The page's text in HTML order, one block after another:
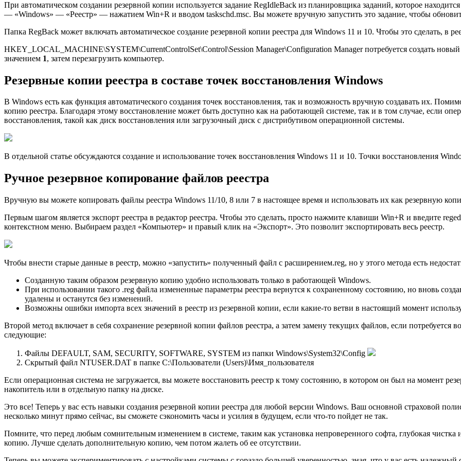
При автоматическом создании резервной копии используется задание RegIdleBack из планировщика заданий, которое
— «Windows» — «Реестр» — нажатием Win+R и вводом taskschd.msc. Вы можете вручную запустить это задание, чтобы
Папка RegBack может включать автоматическое создание резервной копии реестра для Windows 11 и 10. Чтобы это сделать, в
HKEY_LOCAL_MACHINE\SYSTEM\CurrentControlSet\Control\Session Manager\Configuration Manager потребуется создать
значением 1, затем перезагрузить компьютер.
Резервные копии реестра в составе точек восстановления Windows
В Windows есть как функция автоматического создания точек восстановления, так и возможность вручную создавать их.
копию реестра. Благодаря этому восстановление может быть доступно как на работающей системе, так и в том случае, если
восстановления, такой как диск восстановления или загрузочный диск с дистрибутивом операционной системы.
В отдельной статье обсуждаются создание и использование точек восстановления Windows 11 и 10. Точки восстановления
Ручное резервное копирование файлов реестра
Вручную вы можете копировать файлы реестра Windows 11/10, 8 или 7 в настоящее время и использовать их как резервную
Первым шагом является экспорт реестра в редактор реестра. Чтобы это сделать, просто нажмите клавиши Win+R и введите
контекстном меню. Выбираем раздел «Компьютер» и правый клик на «Экспорт». Это позволит экспортировать весь реестр.
Чтобы внести старые данные в реестр, можно «запустить» полученный фaйл с расширением.reg, но у этого метода есть
Созданную таким образом резервную копию удобно использовать только в работающей Windows.
При использовании такого .reg файла измененные параметры реестра вернутся к сохраненному состоянию, но вновь
удалены и останутся без изменений.
Возможны ошибки импорта всех значений в реестр из резервной копии, если какие-то ветви в настоящий момент
Второй метод включает в себя сохранение резервной копии файлов реестра, а затем замену текущих файлов, если
следующие:
Файлы DEFAULT, SAM, SECURITY, SOFTWARE, SYSTEM из папки Windows\System32\Config
Скрытый файл NTUSER.DAT в папке C:\Пользователи (Users)\Имя_пользователя
Если операционная система не загружается, вы можете восстановить реестр к тому состоянию, в котором он был на момент
накопитель или в отдельную папку на диcке.
Это все! Теперь у вас есть навыки создания резервной копии реестра для любой версии Windows. Ваш основной страховой
несколько минут прямо сейчас, вы сможете сэкономить часы и усилия в будущем, если что-то пойдет не так.
Помните, что перед любым сомнительным изменением в системе, таким как установка непроверенного софта, глубокая чистка
копию. Лучше сделать дополнительную копию, чем потом жалеть об ее отсутствии.